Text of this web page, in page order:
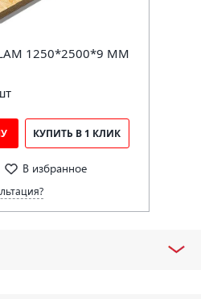
1250*2500*9 ММ
КУПИТЬ В 1 КЛИК
В избранное